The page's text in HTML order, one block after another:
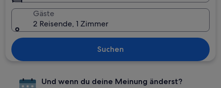
Gäste
2 Reisende, 1 Zimmer
Suchen
Und wenn du deine Meinung änderst?